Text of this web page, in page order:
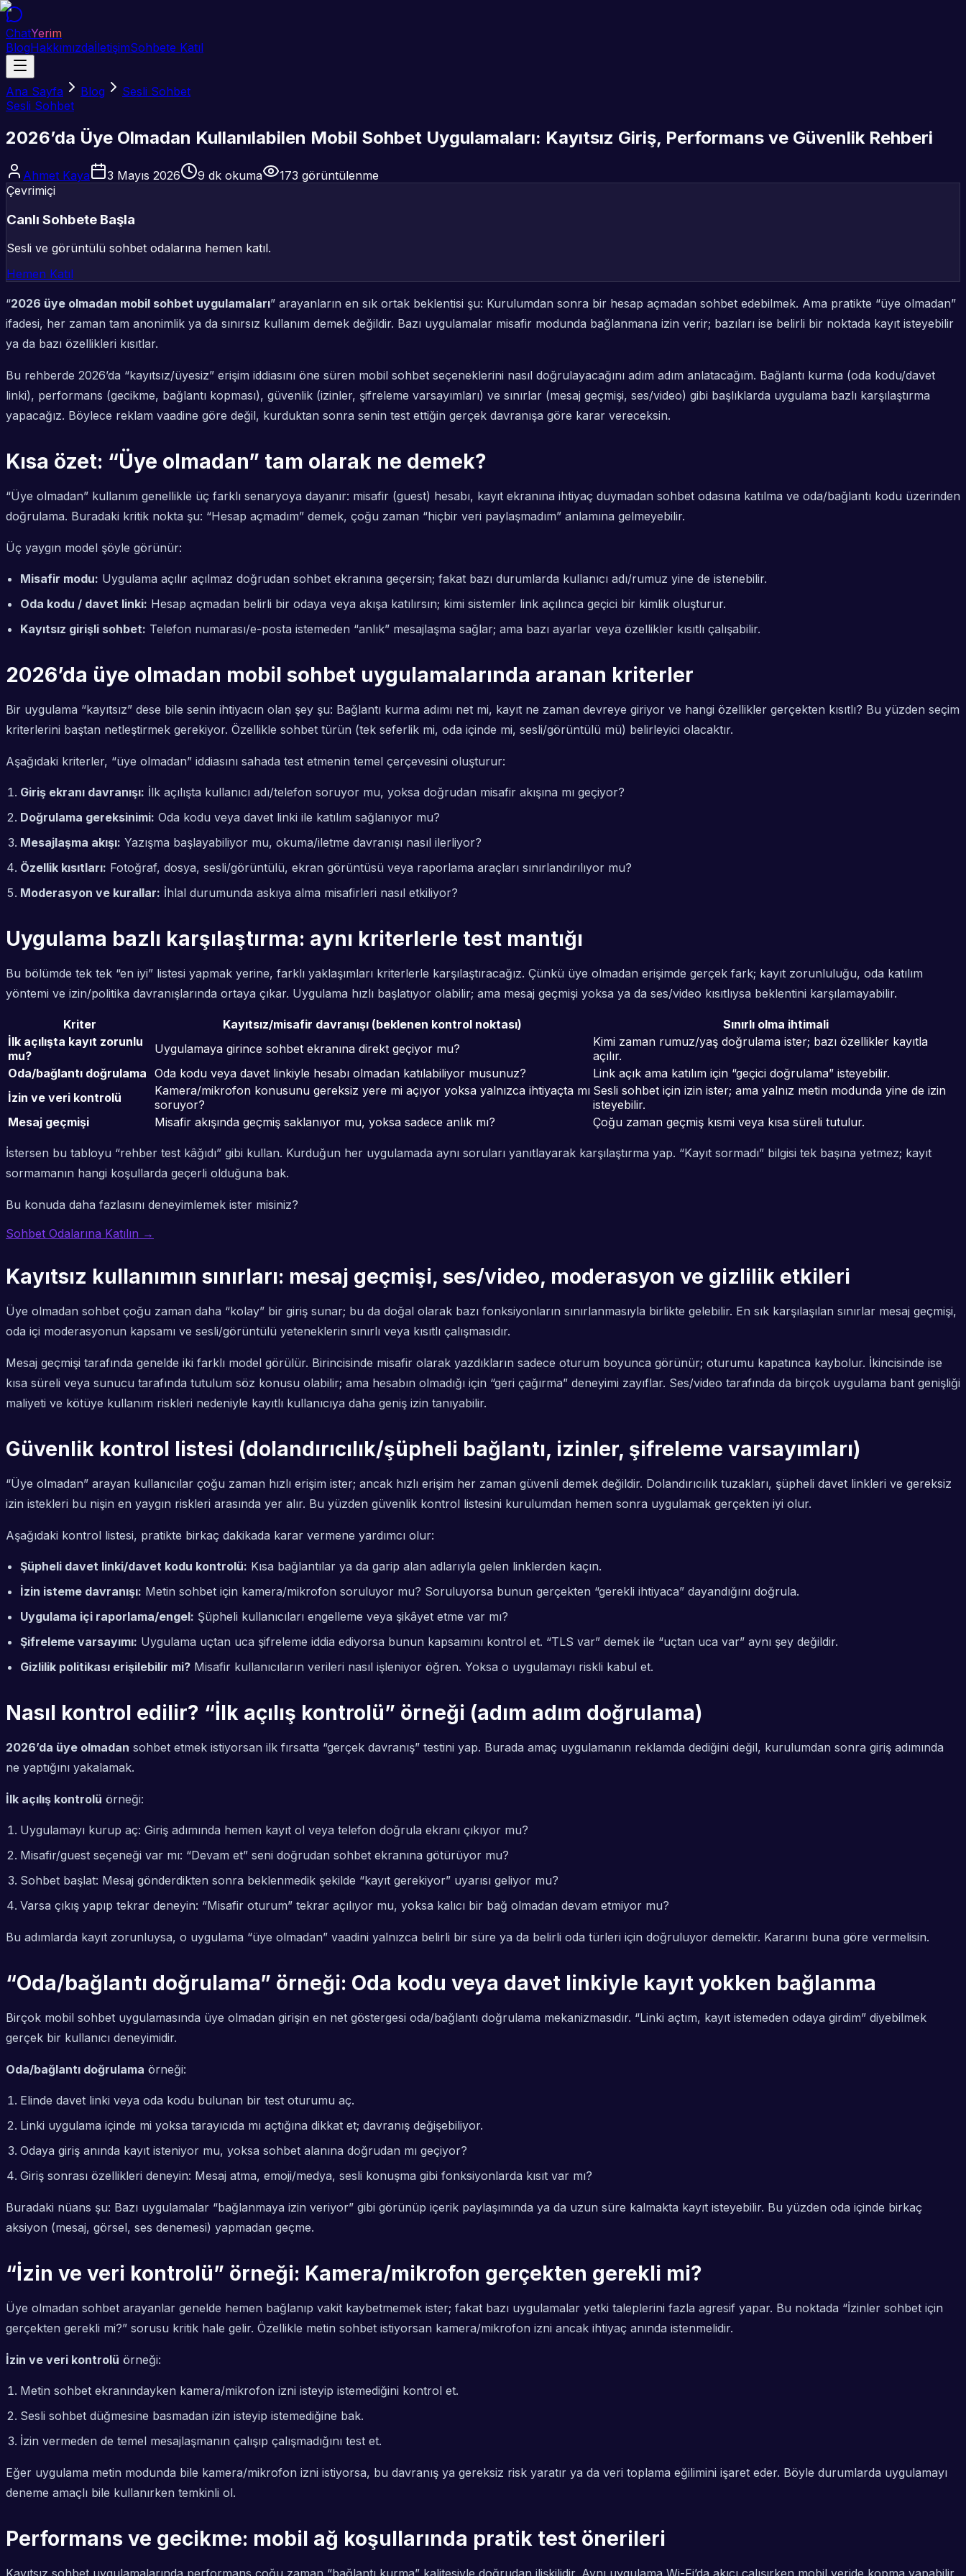
ChatYerim
BlogHakkımızdaİletişimSohbete Katıl
Ana Sayfa Blog
Sesli Sohbet
Sesli Sohbet
2026’da Üye Olmadan Kullanılabilen Mobil Sohbet Uygulamaları: Kayıtsız Giriş, Performans ve Güvenlik Rehberi
Ahmet Kaya 3 Mayıs 2026 9 dk okuma 173 görüntülenme
Çevrimiçi
Canlı Sohbete Başla
Sesli ve görüntülü sohbet odalarına hemen katıl.
Hemen Katıl
“2026 üye olmadan mobil sohbet uygulamaları” arayanların en sık ortak beklentisi şu: Kurulumdan sonra bir hesap açmadan sohbet edebilmek. Ama pratikte “üye olmadan”
ifadesi, her zaman tam anonimlik ya da sınırsız kullanım demek değildir. Bazı uygulamalar misafir modunda bağlanmana izin verir; bazıları ise belirli bir noktada kayıt isteyebilir
ya da bazı özellikleri kısıtlar.
Bu rehberde 2026’da “kayıtsız/üyesiz” erişim iddiasını öne süren mobil sohbet seçeneklerini nasıl doğrulayacağını adım adım anlatacağım. Bağlantı kurma (oda kodu/davet
linki), performans (gecikme, bağlantı kopması), güvenlik (izinler, şifreleme varsayımları) ve sınırlar (mesaj geçmişi, ses/video) gibi başlıklarda uygulama bazlı karşılaştırma
yapacağız. Böylece reklam vaadine göre değil, kurduktan sonra senin test ettiğin gerçek davranışa göre karar vereceksin.
Kısa özet: “Üye olmadan” tam olarak ne demek?
“Üye olmadan” kullanım genellikle üç farklı senaryoya dayanır: misafir (guest) hesabı, kayıt ekranına ihtiyaç duymadan sohbet odasına katılma ve oda/bağlantı kodu üzerinden
doğrulama. Buradaki kritik nokta şu: “Hesap açmadım” demek, çoğu zaman “hiçbir veri paylaşmadım” anlamına gelmeyebilir.
Üç yaygın model şöyle görünür:
Misafir modu: Uygulama açılır açılmaz doğrudan sohbet ekranına geçersin; fakat bazı durumlarda kullanıcı adı/rumuz yine de istenebilir.
Oda kodu / davet linki: Hesap açmadan belirli bir odaya veya akışa katılırsın; kimi sistemler link açılınca geçici bir kimlik oluşturur.
Kayıtsız girişli sohbet: Telefon numarası/e-posta istemeden “anlık” mesajlaşma sağlar; ama bazı ayarlar veya özellikler kısıtlı çalışabilir.
2026’da üye olmadan mobil sohbet uygulamalarında aranan kriterler
Bir uygulama “kayıtsız” dese bile senin ihtiyacın olan şey şu: Bağlantı kurma adımı net mi, kayıt ne zaman devreye giriyor ve hangi özellikler gerçekten kısıtlı? Bu yüzden seçim
kriterlerini baştan netleştirmek gerekiyor. Özellikle sohbet türün (tek seferlik mi, oda içinde mi, sesli/görüntülü mü) belirleyici olacaktır.
Aşağıdaki kriterler, “üye olmadan” iddiasını sahada test etmenin temel çerçevesini oluşturur:
Giriş ekranı davranışı: İlk açılışta kullanıcı adı/telefon soruyor mu, yoksa doğrudan misafir akışına mı geçiyor?
Doğrulama gereksinimi: Oda kodu veya davet linki ile katılım sağlanıyor mu?
Mesajlaşma akışı: Yazışma başlayabiliyor mu, okuma/iletme davranışı nasıl ilerliyor?
Özellik kısıtları: Fotoğraf, dosya, sesli/görüntülü, ekran görüntüsü veya raporlama araçları sınırlandırılıyor mu?
Moderasyon ve kurallar: İhlal durumunda askıya alma misafirleri nasıl etkiliyor?
Uygulama bazlı karşılaştırma: aynı kriterlerle test mantığı
Bu bölümde tek tek “en iyi” listesi yapmak yerine, farklı yaklaşımları kriterlerle karşılaştıracağız. Çünkü üye olmadan erişimde gerçek fark; kayıt zorunluluğu, oda katılım
yöntemi ve izin/politika davranışlarında ortaya çıkar. Uygulama hızlı başlatıyor olabilir; ama mesaj geçmişi yoksa ya da ses/video kısıtlıysa beklentini karşılamayabilir.
Kriter Kayıtsız/misafir davranışı (beklenen kontrol noktası)
Sınırlı olma ihtimali
İlk açılışta kayıt zorunlu
mu?
Uygulamaya girince sohbet ekranına direkt geçiyor mu?
Kimi zaman rumuz/yaş doğrulama ister; bazı özellikler kayıtla
açılır.
Oda/bağlantı doğrulama Oda kodu veya davet linkiyle hesabı olmadan katılabiliyor musunuz?
Link açık ama katılım için “geçici doğrulama” isteyebilir.
İzin ve veri kontrolü
Kamera/mikrofon konusunu gereksiz yere mi açıyor yoksa yalnızca ihtiyaçta mı
soruyor?
Sesli sohbet için izin ister; ama yalnız metin modunda yine de izin
isteyebilir.
Mesaj geçmişi
Misafir akışında geçmiş saklanıyor mu, yoksa sadece anlık mı? Çoğu zaman geçmiş kısmi veya kısa süreli tutulur.
İstersen bu tabloyu “rehber test kâğıdı” gibi kullan. Kurduğun her uygulamada aynı soruları yanıtlayarak karşılaştırma yap. “Kayıt sormadı” bilgisi tek başına yetmez; kayıt
sormamanın hangi koşullarda geçerli olduğuna bak.
Bu konuda daha fazlasını deneyimlemek ister misiniz?
Sohbet Odalarına Katılın →
Kayıtsız kullanımın sınırları: mesaj geçmişi, ses/video, moderasyon ve gizlilik etkileri
Üye olmadan sohbet çoğu zaman daha “kolay” bir giriş sunar; bu da doğal olarak bazı fonksiyonların sınırlanmasıyla birlikte gelebilir. En sık karşılaşılan sınırlar mesaj geçmişi,
oda içi moderasyonun kapsamı ve sesli/görüntülü yeteneklerin sınırlı veya kısıtlı çalışmasıdır.
Mesaj geçmişi tarafında genelde iki farklı model görülür. Birincisinde misafir olarak yazdıkların sadece oturum boyunca görünür; oturumu kapatınca kaybolur. İkincisinde ise
kısa süreli veya sunucu tarafında tutulum söz konusu olabilir; ama hesabın olmadığı için “geri çağırma” deneyimi zayıflar. Ses/video tarafında da birçok uygulama bant genişliği
maliyeti ve kötüye kullanım riskleri nedeniyle kayıtlı kullanıcıya daha geniş izin tanıyabilir.
Güvenlik kontrol listesi (dolandırıcılık/şüpheli bağlantı, izinler, şifreleme varsayımları)
“Üye olmadan” arayan kullanıcılar çoğu zaman hızlı erişim ister; ancak hızlı erişim her zaman güvenli demek değildir. Dolandırıcılık tuzakları, şüpheli davet linkleri ve gereksiz
izin istekleri bu nişin en yaygın riskleri arasında yer alır. Bu yüzden güvenlik kontrol listesini kurulumdan hemen sonra uygulamak gerçekten iyi olur.
Aşağıdaki kontrol listesi, pratikte birkaç dakikada karar vermene yardımcı olur:
Şüpheli davet linki/davet kodu kontrolü: Kısa bağlantılar ya da garip alan adlarıyla gelen linklerden kaçın.
İzin isteme davranışı: Metin sohbet için kamera/mikrofon soruluyor mu? Soruluyorsa bunun gerçekten “gerekli ihtiyaca” dayandığını doğrula.
Uygulama içi raporlama/engel: Şüpheli kullanıcıları engelleme veya şikâyet etme var mı?
Şifreleme varsayımı: Uygulama uçtan uca şifreleme iddia ediyorsa bunun kapsamını kontrol et. “TLS var” demek ile “uçtan uca var” aynı şey değildir.
Gizlilik politikası erişilebilir mi? Misafir kullanıcıların verileri nasıl işleniyor öğren. Yoksa o uygulamayı riskli kabul et.
Nasıl kontrol edilir? “İlk açılış kontrolü” örneği (adım adım doğrulama)
2026’da üye olmadan sohbet etmek istiyorsan ilk fırsatta “gerçek davranış” testini yap. Burada amaç uygulamanın reklamda dediğini değil, kurulumdan sonra giriş adımında
ne yaptığını yakalamak.
İlk açılış kontrolü örneği:
Uygulamayı kurup aç: Giriş adımında hemen kayıt ol veya telefon doğrula ekranı çıkıyor mu?
Misafir/guest seçeneği var mı: “Devam et” seni doğrudan sohbet ekranına götürüyor mu?
Sohbet başlat: Mesaj gönderdikten sonra beklenmedik şekilde “kayıt gerekiyor” uyarısı geliyor mu?
Varsa çıkış yapıp tekrar deneyin: “Misafir oturum” tekrar açılıyor mu, yoksa kalıcı bir bağ olmadan devam etmiyor mu?
Bu adımlarda kayıt zorunluysa, o uygulama “üye olmadan” vaadini yalnızca belirli bir süre ya da belirli oda türleri için doğruluyor demektir. Kararını buna göre vermelisin.
“Oda/bağlantı doğrulama” örneği: Oda kodu veya davet linkiyle kayıt yokken bağlanma
Birçok mobil sohbet uygulamasında üye olmadan girişin en net göstergesi oda/bağlantı doğrulama mekanizmasıdır. “Linki açtım, kayıt istemeden odaya girdim” diyebilmek
gerçek bir kullanıcı deneyimidir.
Oda/bağlantı doğrulama örneği:
Elinde davet linki veya oda kodu bulunan bir test oturumu aç.
Linki uygulama içinde mi yoksa tarayıcıda mı açtığına dikkat et; davranış değişebiliyor.
Odaya giriş anında kayıt isteniyor mu, yoksa sohbet alanına doğrudan mı geçiyor?
Giriş sonrası özellikleri deneyin: Mesaj atma, emoji/medya, sesli konuşma gibi fonksiyonlarda kısıt var mı?
Buradaki nüans şu: Bazı uygulamalar “bağlanmaya izin veriyor” gibi görünüp içerik paylaşımında ya da uzun süre kalmakta kayıt isteyebilir. Bu yüzden oda içinde birkaç
aksiyon (mesaj, görsel, ses denemesi) yapmadan geçme.
“İzin ve veri kontrolü” örneği: Kamera/mikrofon gerçekten gerekli mi?
Üye olmadan sohbet arayanlar genelde hemen bağlanıp vakit kaybetmemek ister; fakat bazı uygulamalar yetki taleplerini fazla agresif yapar. Bu noktada “İzinler sohbet için
gerçekten gerekli mi?” sorusu kritik hale gelir. Özellikle metin sohbet istiyorsan kamera/mikrofon izni ancak ihtiyaç anında istenmelidir.
İzin ve veri kontrolü örneği:
Metin sohbet ekranındayken kamera/mikrofon izni isteyip istemediğini kontrol et.
Sesli sohbet düğmesine basmadan izin isteyip istemediğine bak.
İzin vermeden de temel mesajlaşmanın çalışıp çalışmadığını test et.
Eğer uygulama metin modunda bile kamera/mikrofon izni istiyorsa, bu davranış ya gereksiz risk yaratır ya da veri toplama eğilimini işaret eder. Böyle durumlarda uygulamayı
deneme amaçlı bile kullanırken temkinli ol.
Performans ve gecikme: mobil ağ koşullarında pratik test önerileri